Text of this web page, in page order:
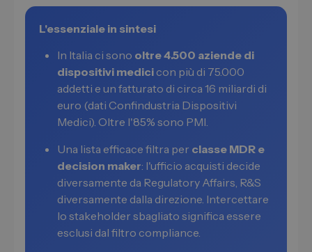
L'essenziale in sintesi
In Italia ci sono oltre 4.500 aziende di
dispositivi medici con più di 75.000
addetti e un fatturato di circa 16 miliardi di
euro (dati Confindustria Dispositivi
Medici). Oltre l'85% sono PMI.
Una lista efficace filtra per classe MDR e
decision maker: l'ufficio acquisti decide
diversamente da Regulatory Affairs, R&S
diversamente dalla direzione. Intercettare
lo stakeholder sbagliato significa essere
esclusi dal filtro compliance.